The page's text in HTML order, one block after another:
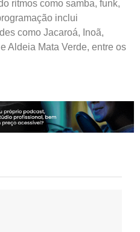
ritmos como samba, funk,
inclui
como Jacaroá, Inoã,
Aldeia Mata Verde, entre os